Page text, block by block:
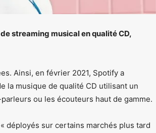
streaming musical en qualité CD,
Ainsi, en février 2021, Spotify a
la musique de qualité CD utilisant un
ou les écouteurs haut de gamme.
déployés sur certains marchés plus tard